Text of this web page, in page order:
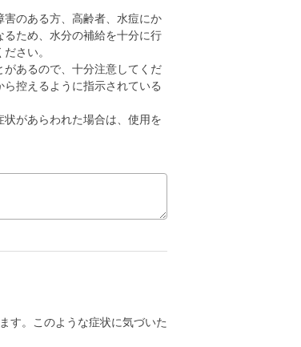
のある方、高齢者、水痘にか
ため、水分の補給を十分に行
さい。
あるので、十分注意してくだ
控えるように指示されている
があらわれた場合は、使用を
す。このような症状に気づいた